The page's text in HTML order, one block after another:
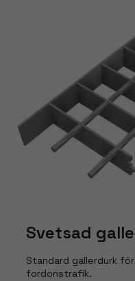
Svetsad
Standard gallerdurk
fordonstrafik.